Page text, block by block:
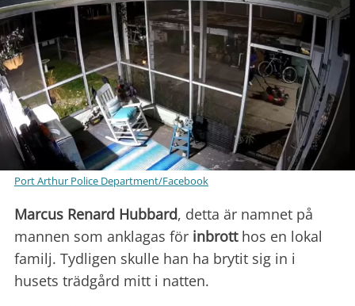
Port Arthur Police Department/Facebook
Marcus Renard Hubbard, detta är namnet på
mannen som anklagas för inbrotthos en lokal
familj. Tydligen skulle han ha brytit sig in i
husets trädgård mitt i natten.